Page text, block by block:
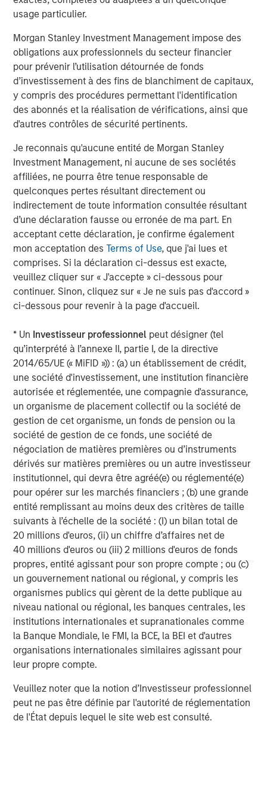
usage particulier.
Morgan Stanley Investment Management impose des
obligations aux professionnels du secteur financier
pour prévenir l’utilisation détournée de fonds
d’investissement à des fins de blanchiment de capitaux,
y compris des procédures permettant l'identification
des abonnés et la réalisation de vérifications, ainsi que
d'autres contrôles de sécurité pertinents.
Je reconnais qu'aucune entité de Morgan Stanley
Investment Management, ni aucune de ses sociétés
affiliées, ne pourra être tenue responsable de
quelconques pertes résultant directement ou
indirectement de toute information consultée résultant
d’une déclaration fausse ou erronée de ma part. En
acceptant cette déclaration, je confirme également
mon acceptation desTerms of Use, que j'ai lues et
comprises. Si la déclaration ci-dessus est exacte,
veuillez cliquer sur « J'accepte » ci-dessous pour
continuer. Sinon, cliquez sur « Je ne suis pas d'accord »
ci-dessous pour revenir à la page d'accueil.
* Un Investisseur professionnel peut désigner (tel
qu’interprété à l’annexe II, partie I, de la directive
2014/65/UE (« MiFID »)) : (a) un établissement de crédit,
une société d'investissement, une institution financière
autorisée et réglementée, une compagnie d'assurance,
un organisme de placement collectif ou la société de
gestion de cet organisme, un fonds de pension ou la
société de gestion de ce fonds, une société de
négociation de matières premières ou d’instruments
dérivés sur matières premières ou un autre investisseur
institutionnel, qui devra être agréé(e) ou réglementé(e)
pour opérer sur les marchés financiers ; (b) une grande
entité remplissant au moins deux des critères de taille
suivants à l’échelle de la société : (I) un bilan total de
20 millions d'euros, (ii) un chiffre d’affaires net de
40 millions d'euros ou (iii) 2 millions d'euros de fonds
propres, entité agissant pour son propre compte ; ou (c)
un gouvernement national ou régional, y compris les
organismes publics qui gèrent de la dette publique au
niveau national ou régional, les banques centrales, les
institutions internationales et supranationales comme
la Banque Mondiale, le FMI, la BCE, la BEI et d'autres
organisations internationales similaires agissant pour
leur propre compte.
Veuillez noter que la notion d’Investisseur professionnel
peut ne pas être définie par l'autorité de réglementation
de l'État depuis lequel le site web est consulté.
Partners, said, “We believe Temkin is an excellent
complement to PPC, enhancing the product offering to
the market while embodying the same service-focus
culture as PPC. We congratulate Mr. Temkin on his
tremendous success, and we’re thrilled to partner with
Lynn Abplanalp and the rest of the Temkin employees.”
The combined company will operate under the name PPC
Flexible Packaging and its go-to market strategy for the
produce and floral segments will continue to operate
under the highly respected Temkin brand.
About PPC Flexible Packaging, LLC
Based in Buffalo Grove, Illinois, PPC Flexible Packaging is
a leading provider converted flexible packaging for the
healthcare, medical, organic snack, pet food, bakery and
produce markets. The company excels in the design and
manufacture of value-added printed, laminated and stand
up pouch packaging for the most demanding
applications. Recognized for its focus on exceptional
speed to market, it excels in delivering service, quality
and technology to its valued customer base. The
Stanley Capital Partners. Please visit www.ppcflex.com
About Morgan Stanley Capital Partners
Morgan Stanley Capital Partners, part of Morgan Stanley
Investment Management, is a leading middle-market
private equity platform that has invested capital in a
broad spectrum of industries for over two decades.
Morgan Stanley Capital Partners focuses on privately
negotiated equity and equity-related investments
primarily in North America, and seeks to create value in
portfolio companies primarily through operational
improvement. For further information about Morgan
Stanley Capital Partners, please visit
www.morganstanley.com/im/capitalpartners
Morgan Stanley Capital Partners
Morgan Stanley Capital Partners manages a middle-
market private equity platform with a strong focus on
value creation. The team has invested capital in a broad
spectrum of industries for over two decades.